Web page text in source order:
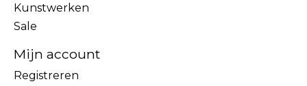
Kunstwerken
Sale
Mijn account
Registreren